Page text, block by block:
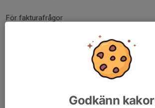
För fakturafrågor
Godkänn kakor